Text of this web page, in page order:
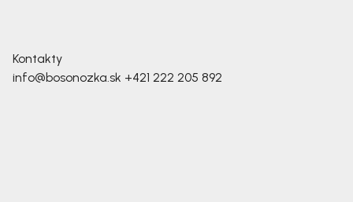
Kontakty
info@bosonozka.sk +421 222 205 892